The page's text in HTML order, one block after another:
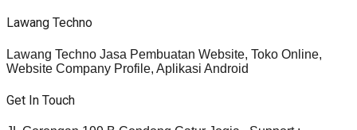
Lawang Techno
Lawang Techno Jasa Pembuatan Website, Toko Online,
Website Company Profile, Aplikasi Android
Get In Touch